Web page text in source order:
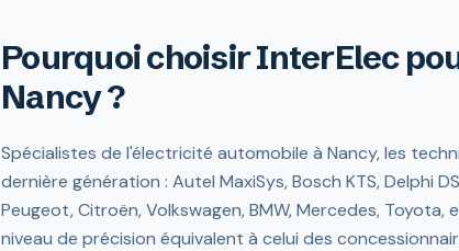
Pourquoi choisir InterElec
Nancy ?
Spécialistes de l'électricité automobile à Nancy, les
dernière génération : Autel MaxiSys, Bosch KTS, Delphi
Peugeot, Citroën, Volkswagen, BMW, Mercedes,
niveau de précision équivalent à celui des